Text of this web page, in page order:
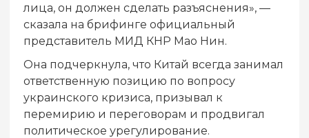
лица, он должен сделать разъяснения», —
сказала на брифинге официальный
представитель МИД КНР Мао Нин.
Она подчеркнула, что Китай всегда занимал
ответственную позицию по вопросу
украинского кризиса, призывал к
перемирию и переговорам и продвигал
политическое урегулирование.